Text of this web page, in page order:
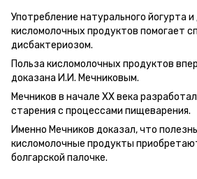
Употребление натурального йогурта и
кисломолочных продуктов помогает
дисбактериозом.
Польза кисломолочных продуктов
доказана И.И. Мечниковым.
Мечников в начале XX века
старения с процессами пищеварения.
Именно Мечников доказал, что
кисломолочные продукты
болгарской палочке.